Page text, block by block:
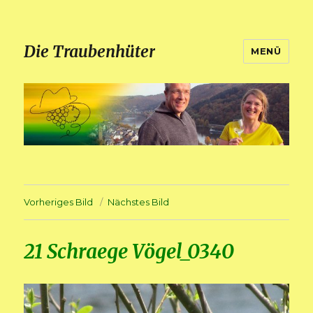
Die Traubenhüter MENÜ
Vorheriges Bild Nächstes Bild
21 Schraege Vögel_0340